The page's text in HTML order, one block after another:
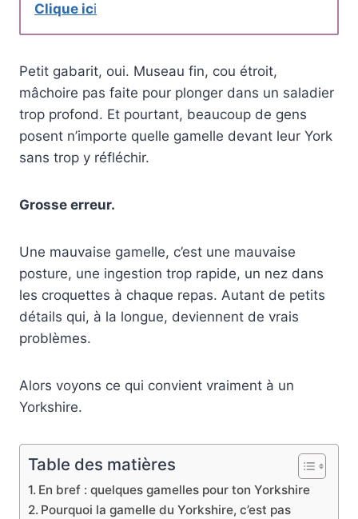
Clique ici
Petit gabarit, oui. Museau fin, cou étroit,
mâchoire pas faite pour plonger dans un saladier
trop profond. Et pourtant, beaucoup de gens
posent n’importe quelle gamelle devant leur York
sans trop y réfléchir.
Grosse erreur.
Une mauvaise gamelle, c’est une mauvaise
posture, une ingestion trop rapide, un nez dans
les croquettes à chaque repas. Autant de petits
détails qui, à la longue, deviennent de vrais
problèmes.
Alors voyons ce qui convient vraiment à un
Yorkshire.
Table des matières
En bref : quelques gamelles pour ton Yorkshire
Pourquoi la gamelle du Yorkshire, c’est pas